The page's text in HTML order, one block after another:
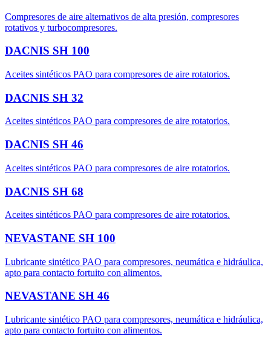
Compresores de aire alternativos de alta presión, compresores
rotativos y turbocompresores.
DACNIS SH 100
Aceites sintéticos PAO para compresores de aire rotatorios.
DACNIS SH 32
Aceites sintéticos PAO para compresores de aire rotatorios.
DACNIS SH 46
Aceites sintéticos PAO para compresores de aire rotatorios.
DACNIS SH 68
Aceites sintéticos PAO para compresores de aire rotatorios.
NEVASTANE SH 100
Lubricante sintético PAO para compresores, neumática e hidráulica,
apto para contacto fortuito con alimentos.
NEVASTANE SH 46
Lubricante sintético PAO para compresores, neumática e hidráulica,
apto para contacto fortuito con alimentos.